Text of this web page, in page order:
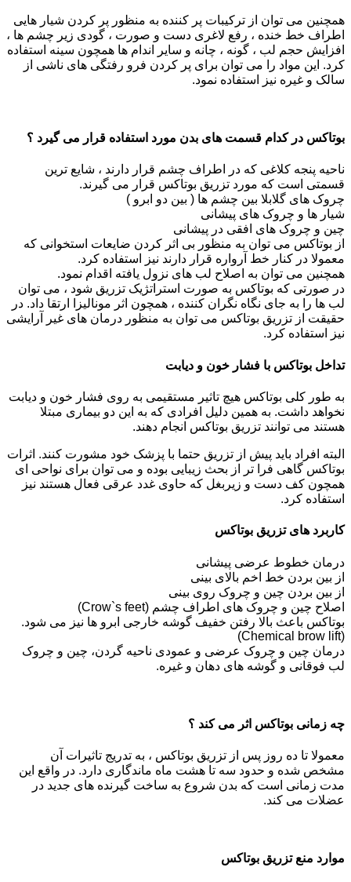
همچنین می توان از ترکیبات پر کننده به منظور پر کردن شیار هایی
اطراف خط خنده ، رفع لاغری دست و صورت ، گودی زیر چشم ها ،
افزایش حجم لب ، گونه ، چانه و سایر اندام ها همچون سینه استفاده
کرد. این مواد را می توان برای پر کردن فرو رفتگی های ناشی از
سالک و غیره نیز استفاده نمود.
بوتاکس در کدام قسمت های بدن مورد استفاده قرار می گیرد ؟
ناحیه پنجه کلاغی که در اطراف چشم قرار دارند ، شایع ترین
قسمتی است که مورد تزریق بوتاکس قرار می گیرند.
چروک های گلابلا بین چشم ها ( بین دو ابرو )
شیار ها و چروک های پیشانی
چین و چروک های افقی در پیشانی
از بوتاکس می توان به منظور بی اثر کردن ضایعات استخوانی که
معمولا در کنار خط آرواره قرار دارند نیز استفاده کرد.
همچنین می توان به اصلاح لب های نزول یافته اقدام نمود.
در صورتی که بوتاکس به صورت استراتژیک تزریق شود ، می توان
لب ها را به جای نگاه نگران کننده ، همچون اثر مونالیزا ارتقا داد. در
حقیقت از تزریق بوتاکس می توان به منظور درمان های غیر آرایشی
نیز استفاده کرد.
تداخل بوتاکس با فشار خون و دیابت
به طور کلی بوتاکس هیچ تاثیر مستقیمی به روی فشار خون و دیابت
نخواهد داشت. به همین دلیل افرادی که به این دو بیماری مبتلا
هستند می توانند تزریق بوتاکس انجام دهند.
البته افراد باید پیش از تزریق حتما با پزشک خود مشورت کنند. اثرات
بوتاکس گاهی فرا تر از بحث زیبایی بوده و می توان برای نواحی ای
همچون کف دست و زیربغل که حاوی غدد عرقی فعال هستند نیز
استفاده کرد.
کاربرد های تزریق بوتاکس
درمان خطوط عرضی پیشانی
از بین بردن خط اخم بالای بینی
از بین بردن چین و چروک روی بینی
اصلاح چین و چروک های اطراف چشم (Crow`s feet)
بوتاکس باعث بالا رفتن خفیف گوشه خارجی ابرو ها نیز می شود.
(Chemical brow lift)
درمان چین و چروک عرضی و عمودی ناحیه گردن، چین و چروک
لب فوقانی و گوشه های دهان و غیره.
چه زمانی بوتاکس اثر می کند ؟
معمولا تا ده روز پس از تزريق بوتاکس ، به تدریج تاثیرات آن
مشخص شده و حدود سه تا هشت ماه ماندگاری دارد. در واقع این
مدت زمانی است که بدن شروع به ساخت گیرنده های جدید در
عضلات می کند.
موارد منع تزریق بوتاکس